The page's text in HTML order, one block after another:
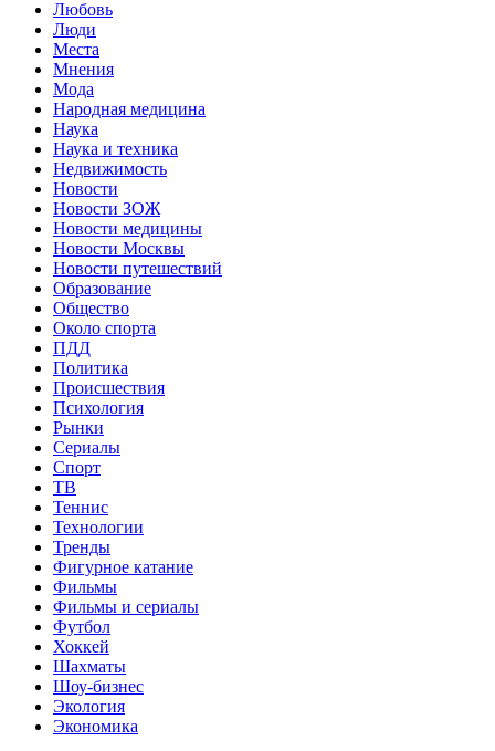
Любовь
Люди
Места
Мнения
Мода
Народная медицина
Наука
Наука и техника
Недвижимость
Новости
Новости ЗОЖ
Новости медицины
Новости Москвы
Новости путешествий
Образование
Общество
Около спорта
ПДД
Политика
Происшествия
Психология
Рынки
Сериалы
Спорт
ТВ
Теннис
Технологии
Тренды
Фигурное катание
Фильмы
Фильмы и сериалы
Футбол
Хоккей
Шахматы
Шоу-бизнес
Экология
Экономика